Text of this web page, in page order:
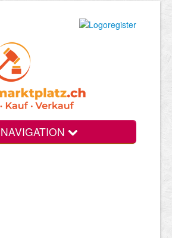
NAVIGATION